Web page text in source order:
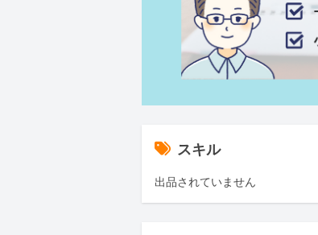
スキル
出品されていません